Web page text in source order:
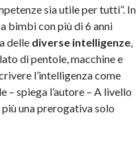
sia utile per tutti”. In
bimbi con più di 6 anni
delle diverse intelligenze,
di pentole, macchine e
l’intelligenza come
– spiega l’autore – A livello
una prerogativa solo